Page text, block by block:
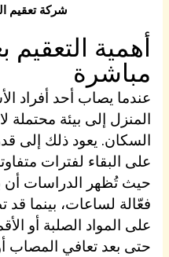
شركة تعقيم
أهمية التعقيم
مباشرة
عندما يصاب أحد أفراد
المنزل إلى بيئة محتملة
السكان. يعود ذلك إلى
على البقاء لفترات
حيث تُظهر الدراسات
فعّالة لساعات، بينما
على المواد الصلبة أو
حتى بعد تعافي المصاب